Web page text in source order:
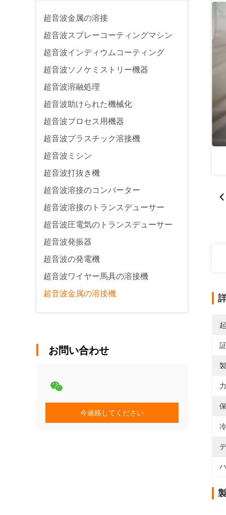
超音波金属の溶接
超音波スプレーコーティングマシン
超音波インディウムコーティング
超音波ソノケミストリー機器
超音波溶融処理
超音波助けられた機械化
超音波プロセス用機器
超音波プラスチック溶接機
超音波ミシン
超音波打抜き機
超音波溶接のコンバーター
超音波溶接のトランスデューサー
超音波圧電気のトランスデューサー
超音波発振器
超音波の発電機
超音波ワイヤー馬具の溶接機
超音波金属の溶接機
お問い合わせ
今連絡してください